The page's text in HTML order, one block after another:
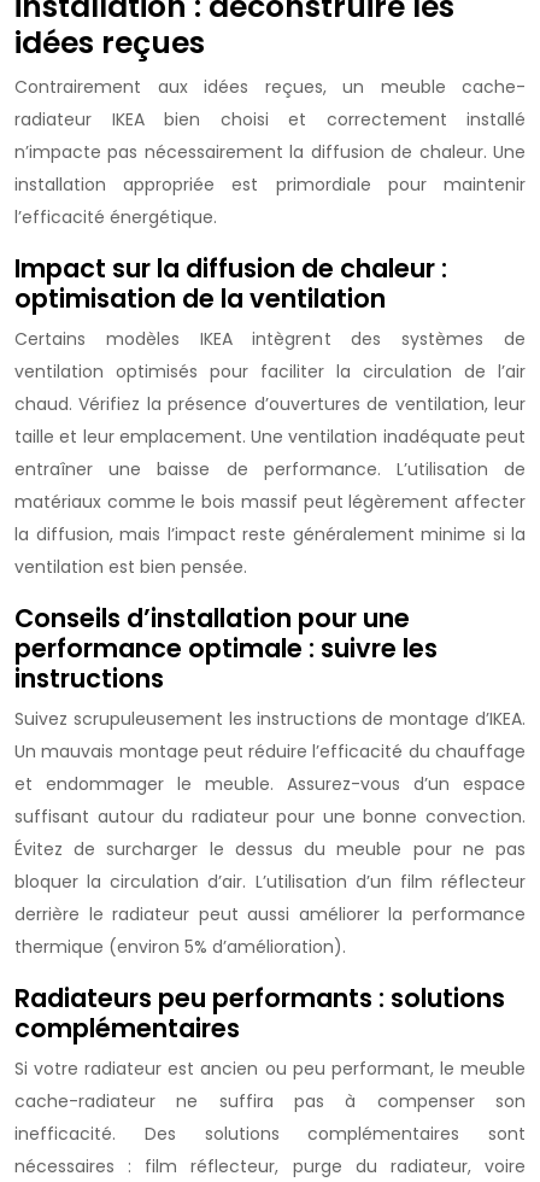
idées reçues
Contrairement aux idées reçues, un meuble cache-
radiateur IKEA bien choisi et correctement installé
n’impacte pas nécessairement la diffusion de chaleur. Une
installation appropriée est primordiale pour maintenir
l’efficacité énergétique.
Impact sur la diffusion de chaleur :
optimisation de la ventilation
Certains modèles IKEA intègrent des systèmes de
ventilation optimisés pour faciliter la circulation de l’air
chaud. Vérifiez la présence d’ouvertures de ventilation, leur
taille et leur emplacement. Une ventilation inadéquate peut
entraîner une baisse de performance. L’utilisation de
matériaux comme le bois massif peut légèrement affecter
la diffusion, mais l’impact reste généralement minime si la
ventilation est bien pensée.
Conseils d’installation pour une
performance optimale : suivre les
instructions
Suivez scrupuleusement les instructions de montage d’IKEA.
Un mauvais montage peut réduire l’efficacité du chauffage
et endommager le meuble. Assurez-vous d’un espace
suffisant autour du radiateur pour une bonne convection.
Évitez de surcharger le dessus du meuble pour ne pas
bloquer la circulation d’air. L’utilisation d’un film réflecteur
derrière le radiateur peut aussi améliorer la performance
thermique (environ 5% d’amélioration).
Radiateurs peu performants : solutions
complémentaires
Si votre radiateur est ancien ou peu performant, le meuble
cache-radiateur ne suffira pas à compenser son
inefficacité. Des solutions complémentaires sont
nécessaires : film réflecteur, purge du radiateur, voire